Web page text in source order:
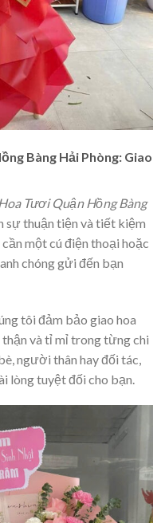
Bàng Hải Phòng: Giao
Tươi Quận Hồng Bàng
sự thuận tiện và tiết kiệm
một cú điện thoại hoặc
chóng gửi đến bạn
tôi đảm bảo giao hoa
và tỉ mỉ trong từng chi
người thân hay đối tác,
lòng tuyệt đối cho bạn.